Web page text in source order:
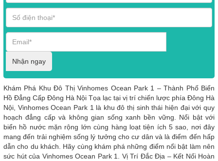
Nhận ngay
Khám Phá Khu Đô Thị Vinhomes Ocean Park 1 – Thành Phố Biển
Hồ Đẳng Cấp Đông Hà Nội Tọa lạc tại vị trí chiến lược phía Đông Hà
Nội, Vinhomes Ocean Park 1 là khu đô thị sinh thái hiện đại với quy
hoạch đẳng cấp và không gian sống xanh bền vững. Nổi bật với
biển hồ nước mặn rộng lớn cùng hàng loạt tiện ích 5 sao, nơi đây
mang đến trải nghiệm sống lý tưởng cho cư dân và là điểm đến hấp
dẫn cho du khách. Hãy cùng khám phá những điểm nổi bật làm nên
sức hút của Vinhomes Ocean Park 1. Vị Trí Đắc Địa – Kết Nối Hoàn